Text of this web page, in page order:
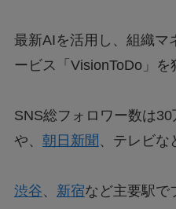
最新AIを活用し、組織マ
ービス「VisionToDo」を
SNS総フォロワー数は30
や、 朝日新聞 、テレビな
渋谷、 新宿など主要駅で